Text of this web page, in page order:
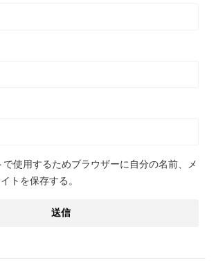
で使用するためブラウザーに自分の名前、メ
トを保存する。